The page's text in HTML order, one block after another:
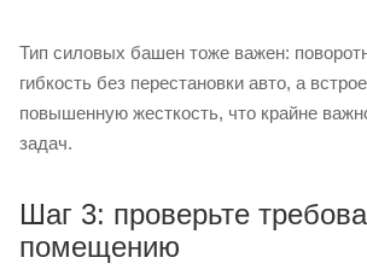
Тип силовых башен тоже важен:
гибкость без перестановки авто, а
повышенную жесткость, что крайне
задач.
Шаг 3: проверьте
помещению